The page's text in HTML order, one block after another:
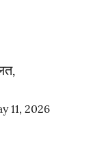
11, 2026